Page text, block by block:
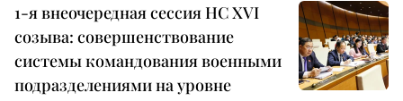
1-я внеочередная сессия НС XVI
созыва: совершенствование
системы командования военными
подразделениями на уровне